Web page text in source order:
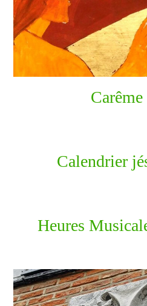
Carême
Calendrier
Heures